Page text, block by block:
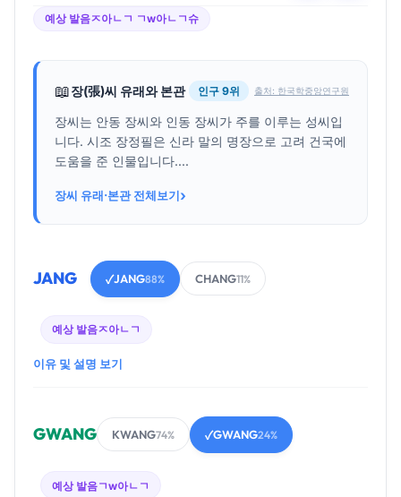
예상 발음ㅈ아ㄴㄱ ㄱw아ㄴㄱ슈
📖장(張)씨 유래와 본관 인구 9위 출처: 한국학중앙연구원
장씨는 안동 장씨와 인동 장씨가 주를 이루는 성씨입
니다. 시조 장정필은 신라 말의 명장으로 고려 건국에
도움을 준 인물입니다....
장씨 유래·본관 전체보기›
JANG ✓JANG88% CHANG11%
예상 발음ㅈ아ㄴㄱ
이유 및 설명 보기
GWANG KWANG74% ✓GWANG24%
예상 발음ㄱw아ㄴㄱ